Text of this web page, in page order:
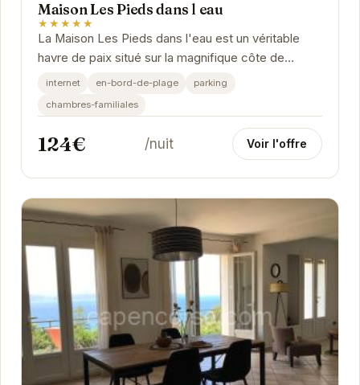
Maison Les Pieds dans l eau
★★★★★
La Maison Les Pieds dans l'eau est un véritable
havre de paix situé sur la magnifique côte de
Farinole. Avec un accès direct à la plage, vous...
internet en-bord-de-plage
parking
chambres-familiales
124€ /nuit Voir l'offre